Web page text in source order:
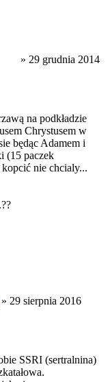
» 29 grudnia 2014
na podkładzie
Chrystusem w
będąc Adamem i
(15 paczek
nie chcialy...
29 sierpnia 2016
SSRI (sertralnina)